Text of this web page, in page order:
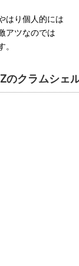
はり個人的には
アツなのでは
のクラムシェ